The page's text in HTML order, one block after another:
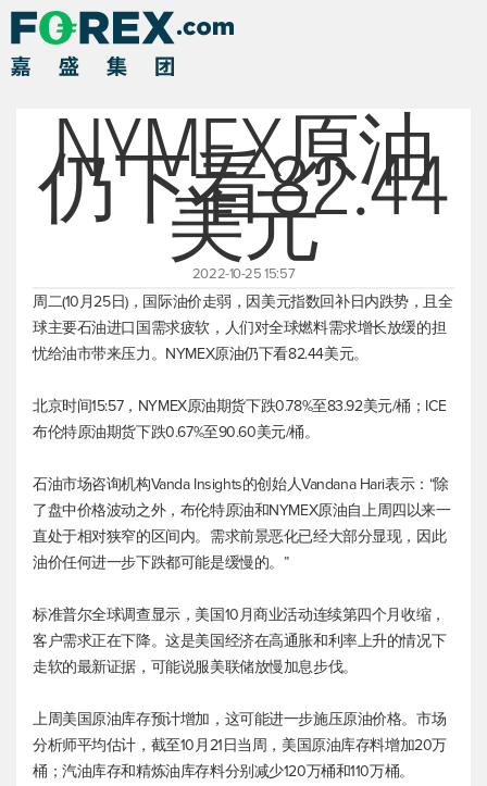
NYMEX原油
仍下看82.44
美元
2022-10-25 15:57
周二(10月25日)，国际油价走弱，因美元指数回补日内跌势，且全
球主要石油进口国需求疲软，人们对全球燃料需求增长放缓的担
忧给油市带来压力。NYMEX原油仍下看82.44美元。
北京时间15:57，NYMEX原油期货下跌0.78%至83.92美元/桶；ICE
布伦特原油期货下跌0.67%至90.60美元/桶。
石油市场咨询机构Vanda Insights的创始人Vandana Hari表示：“除
了盘中价格波动之外， 布伦特原油和NYMEX原油自上周四以来一
直处于相对狭窄的区间内。需求前景恶化已经大部分显现，因此
油价任何进一步下跌都可能是缓慢的。”
标准普尔全球调查显示，美国10月商业活动连续第四个月收缩，
客户需求正在下降。这是美国经济在高通胀和利率上升的情况下
走软的最新证据，可能说服美联储放慢加息步伐。
上周美国原油库存预计增加，这可能进一步施压原油价格。市场
分析师平均估计，截至10月21日当周，美国原油库存料增加20万
桶；汽油库存和精炼油库存料分别减少120万桶和110万桶。